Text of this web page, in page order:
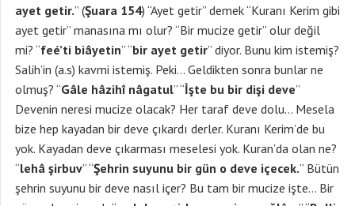
ayet getir.” (Şuara 154) “Ayet getir” demek “Kuranı Kerim gibi
ayet getir” manasına mı olur? “Bir mucize getir” olur değil
mi? “feé’ti biâyetin” “bir ayet getir” diyor. Bunu kim istemiş?
Salih’in (a.s) kavmi istemiş. Peki… Geldikten sonra bunlar ne
olmuş? “Gâle hâzihî nâgatul” “İşte bu bir dişi deve”
Devenin neresi mucize olacak? Her taraf deve dolu… Mesela
bize hep kayadan bir deve çıkardı derler. Kuranı Kerim’de bu
yok. Kayadan deve çıkarması meselesi yok. Kuran’da olan ne?
“lehâ şirbuv” “Şehrin suyunu bir gün o deve içecek.” Bütün
şehrin suyunu bir deve nasıl içer? Bu tam bir mucize işte… Bir